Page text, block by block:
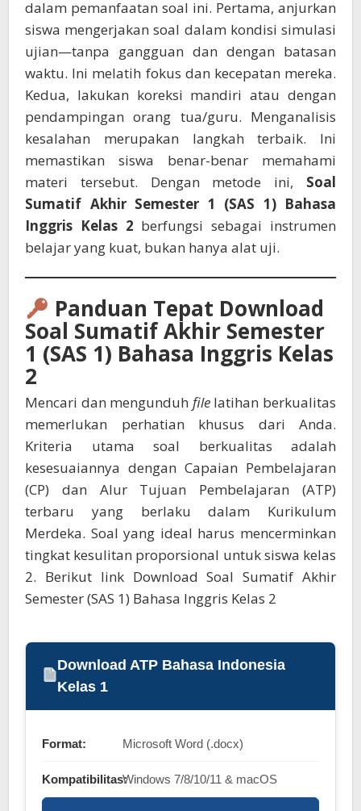
dalam pemanfaatan soal ini. Pertama, anjurkan
siswa mengerjakan soal dalam kondisi simulasi
ujian—tanpa gangguan dan dengan batasan
waktu. Ini melatih fokus dan kecepatan mereka.
Kedua, lakukan koreksi mandiri atau dengan
pendampingan orang tua/guru. Menganalisis
kesalahan merupakan langkah terbaik. Ini
memastikan siswa benar-benar memahami
materi tersebut. Dengan metode ini, Soal
Sumatif Akhir Semester 1 (SAS 1) Bahasa
Inggris Kelas 2 berfungsi sebagai instrumen
belajar yang kuat, bukan hanya alat uji.
Panduan Tepat Download
Soal Sumatif Akhir Semester
1 (SAS 1) Bahasa Inggris Kelas
2
Mencari dan mengunduh filelatihan berkualitas
memerlukan perhatian khusus dari Anda.
Kriteria utama soal berkualitas adalah
kesesuaiannya dengan Capaian Pembelajaran
(CP) dan Alur Tujuan Pembelajaran (ATP)
terbaru yang berlaku dalam Kurikulum
Merdeka. Soal yang ideal harus mencerminkan
tingkat kesulitan proporsional untuk siswa kelas
2. Berikut link Download Soal Sumatif Akhir
Semester (SAS 1) Bahasa Inggris Kelas 2
Download ATP Bahasa Indonesia
Kelas 1
Format: Microsoft Word (.docx)
Kompatibilitas:Windows 7/8/10/11 & macOS